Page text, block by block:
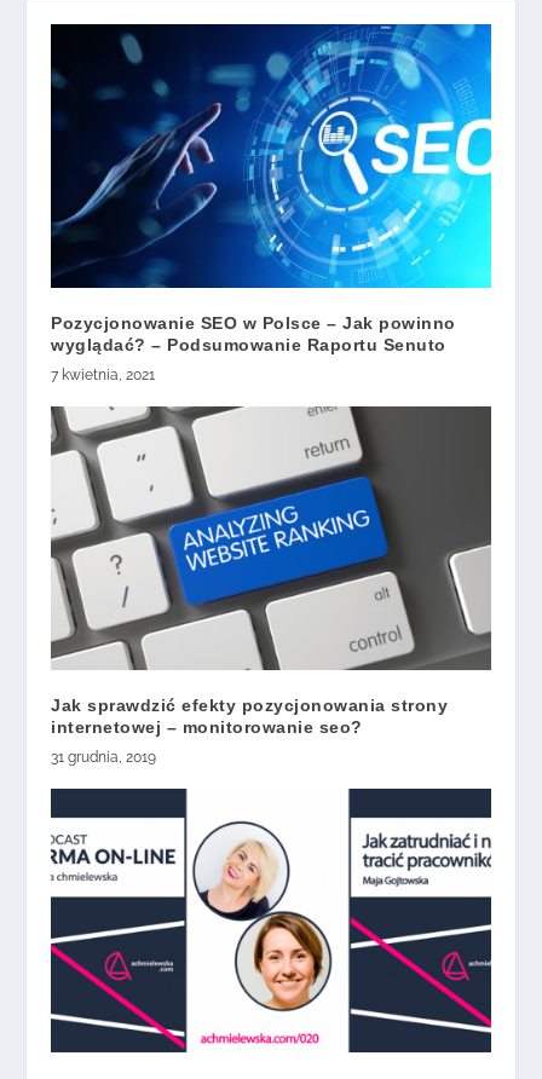
Pozycjonowanie SEO w Polsce – Jak powinno
wyglądać? – Podsumowanie Raportu Senuto
7 kwietnia, 2021
Jak sprawdzić efekty pozycjonowania strony
internetowej – monitorowanie seo?
31 grudnia, 2019